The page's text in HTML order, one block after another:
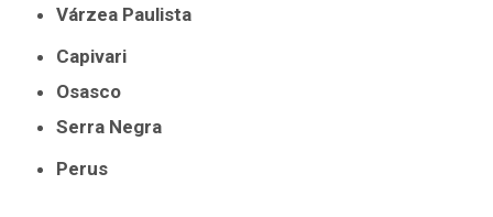
Várzea Paulista
Capivari
Osasco
Serra Negra
Perus